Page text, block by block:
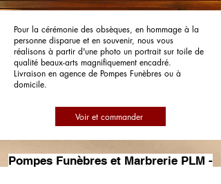
Pour la cérémonie des obsèques, en hommage à la
personne disparue et en souvenir, nous vous
réalisons à partir d'une photo un portrait sur toile de
qualité beaux-arts magnifiquement encadré.
Livraison en agence de Pompes Funèbres ou à
domicile.
Voir et commander
Pompes Funèbres et Marbrerie PLM -